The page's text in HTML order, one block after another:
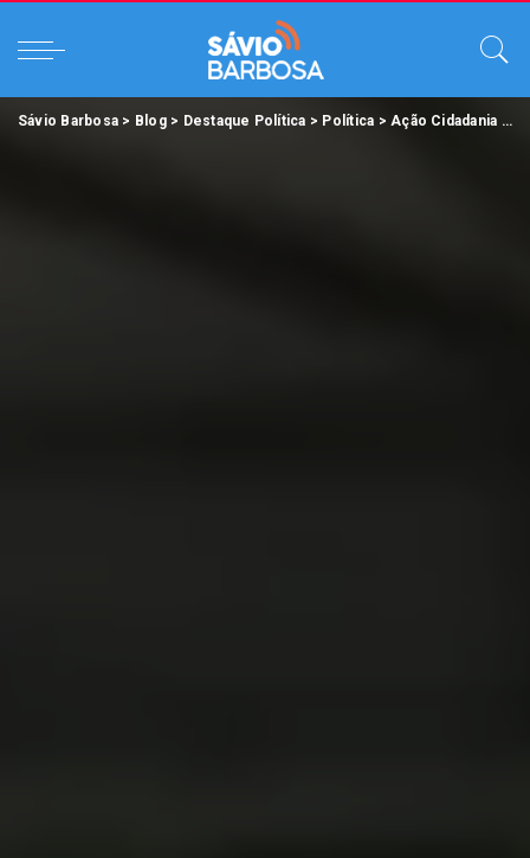
Sávio Barbosa > Blog> Destaque Política > Política >Ação Cidadania